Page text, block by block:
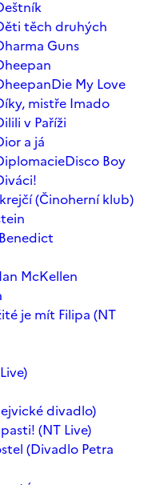
těch druhých
Guns
Die My Love
mistře Imado
v Paříži
a já
Disco Boy
(Činoherní klub)
McKellen
je mít Filipa (NT
divadlo)
(NT Live)
(Divadlo Petra